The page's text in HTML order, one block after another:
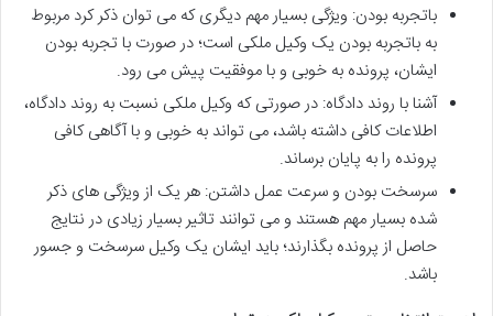
باتجربه بودن: ویژگی بسیار مهم دیگری که می توان ذکر کرد مربوط
به باتجربه بودن یک وکیل ملکی است؛ در صورت با تجربه بودن
ایشان، پرونده به خوبی و با موفقیت پیش می رود.
آشنا با روند دادگاه: در صورتی که وکیل ملکی نسبت به روند دادگاه،
اطلاعات کافی داشته باشد، می تواند به خوبی و با آگاهی کافی
پرونده را به پایان برساند.
سرسخت بودن و سرعت عمل داشتن: هر یک از ویژگی های ذکر
شده بسیار مهم هستند و می توانند تاثیر بسیار زیادی در نتایج
حاصل از پرونده بگذارند؛ باید ایشان یک وکیل سرسخت و جسور
باشد.